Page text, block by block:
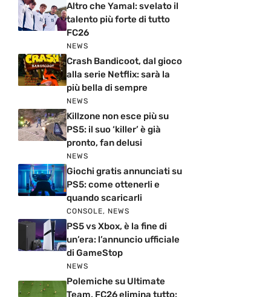
Altro che Yamal: svelato il
talento più forte di tutto
FC26
NEWS
Crash Bandicoot, dal gioco
alla serie Netflix: sarà la
più bella di sempre
NEWS
Killzone non esce più su
PS5: il suo ‘killer’ è già
pronto, fan delusi
NEWS
Giochi gratis annunciati su
PS5: come ottenerli e
quando scaricarli
CONSOLE, NEWS
PS5 vs Xbox, è la fine di
un’era: l’annuncio ufficiale
di GameStop
NEWS
Polemiche su Ultimate
Team, FC26 elimina tutto: